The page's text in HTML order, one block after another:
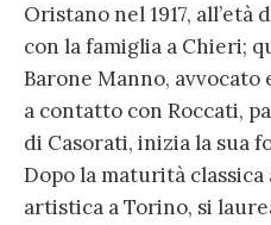
Oristano nel 1917,
con la famiglia a Chieri;
Barone Manno,
a contatto con Roccati,
di Casorati, inizia la sua
Dopo la maturità
artistica a Torino, si